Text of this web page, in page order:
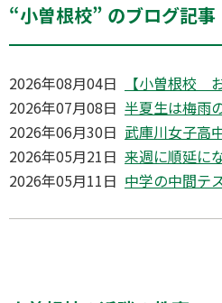
“小曽根校” のブログ記事
2026年08月04日
【小曽根校
2026年07月08日 半夏生は梅雨
2026年06月30日 武庫川女子高
2026年05月21日 来週に順延に
2026年05月11日 中学の中間テ